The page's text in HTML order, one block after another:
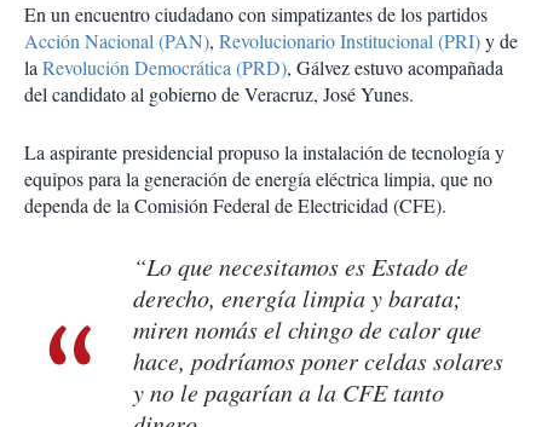
En un encuentro ciudadano con simpatizantes de los partidos
Acción Nacional (PAN), Revolucionario Institucional (PRI)y de
laRevolución Democrática (PRD), Gálvez estuvo acompañada
del candidato al gobierno de Veracruz, José Yunes.
La aspirante presidencial propuso la instalación de tecnología y
equipos para la generación de energía eléctrica limpia, que no
dependa de la Comisión Federal de Electricidad (CFE).
“Lo que necesitamos es Estado de
derecho, energía limpia y barata;
miren nomás el chingo de calor que
hace, podríamos poner celdas solares
y no le pagarían a la CFE tanto